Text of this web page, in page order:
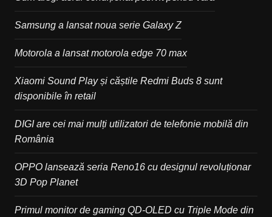
Samsung a lansat noua serie Galaxy Z
Motorola a lansat motorola edge 70 max
Xiaomi Sound Play și căștile Redmi Buds 8 sunt
disponibile în retail
DIGI are cei mai mulți utilizatori de telefonie mobilă din
România
OPPO lansează seria Reno16 cu designul revoluționar
3D Pop Planet
Primul monitor de gaming QD-OLED cu Triple Mode din